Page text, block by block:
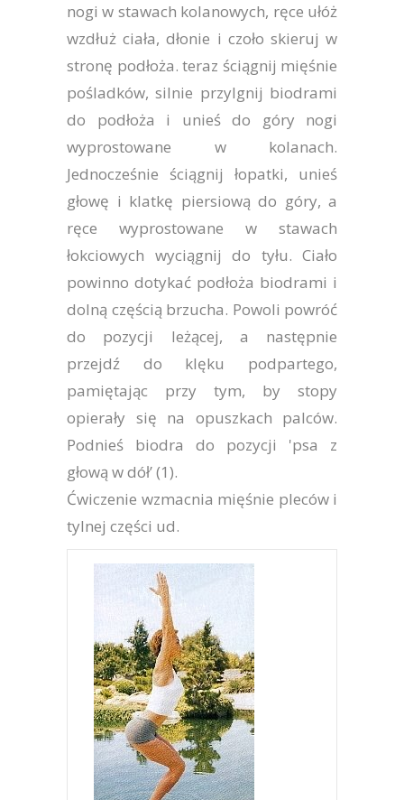
nogi w stawach kolanowych, ręce ułóż
wzdłuż ciała, dłonie i czoło skieruj w
stronę podłoża. teraz ściągnij mięśnie
pośladków, silnie przylgnij biodrami
do podłoża i unieś do góry nogi
wyprostowane w kolanach.
Jednocześnie ściągnij łopatki, unieś
głowę i klatkę piersiową do góry, a
ręce wyprostowane w stawach
łokciowych wyciągnij do tyłu. Ciało
powinno dotykać podłoża biodrami i
dolną częścią brzucha. Powoli powróć
do pozycji leżącej, a następnie
przejdź do klęku podpartego,
pamiętając przy tym, by stopy
opierały się na opuszkach palców.
Podnieś biodra do pozycji 'psa z
głową w dół’ (1).
Ćwiczenie wzmacnia mięśnie pleców i
tylnej części ud.